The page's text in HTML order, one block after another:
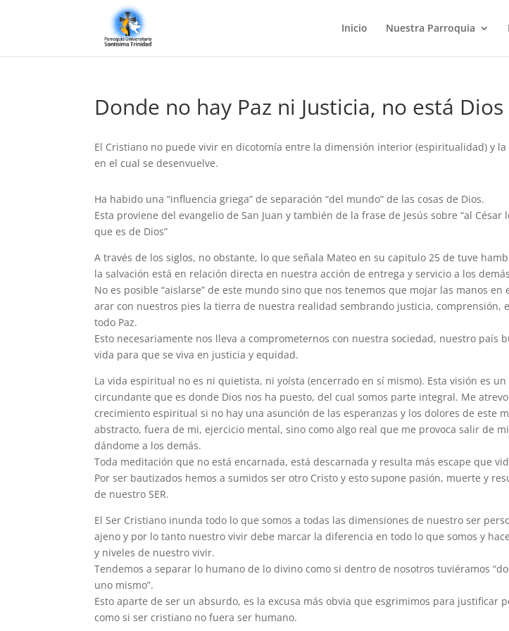
Inicio Nuestra Parroquia
Donde no hay Paz ni Justicia, no está Dios
El Cristiano no puede vivir en dicotomía entre la dimensión interior (espiritualidad) y
en el cual se desenvuelve.
Ha habido una “influencia griega” de separación “del mundo” de las cosas de Dios.
Esta proviene del evangelio de San Juan y también de la frase de Jesús sobre “al César
que es de Dios”
A través de los siglos, no obstante, lo que señala Mateo en su capitulo 25 de tuve
la salvación está en relación directa en nuestra acción de entrega y servicio a los
No es posible “aislarse” de este mundo sino que nos tenemos que mojar las manos
arar con nuestros pies la tierra de nuestra realidad sembrando justicia, comprensión,
todo Paz.
Esto necesariamente nos lleva a comprometernos con nuestra sociedad, nuestro país
vida para que se viva en justicia y equidad.
La vida espiritual no es ni quietista, ni yoísta (encerrado en sí mismo). Esta visión es
circundante que es donde Dios nos ha puesto, del cual somos parte integral. Me
crecimiento espiritual si no hay una asunción de las esperanzas y los dolores de este
abstracto, fuera de mi, ejercicio mental, sino como algo real que me provoca salir de
dándome a los demás.
Toda meditación que no está encarnada, está descarnada y resulta más escape que
Por ser bautizados hemos a sumidos ser otro Cristo y esto supone pasión, muerte y
de nuestro SER.
El Ser Cristiano inunda todo lo que somos a todas las dimensiones de nuestro ser
ajeno y por lo tanto nuestro vivir debe marcar la diferencia en todo lo que somos y
y niveles de nuestro vivir.
Tendemos a separar lo humano de lo divino como si dentro de nosotros tuviéramos
uno mismo”.
Esto aparte de ser un absurdo, es la excusa más obvia que esgrimimos para justificar
como si ser cristiano no fuera ser humano.